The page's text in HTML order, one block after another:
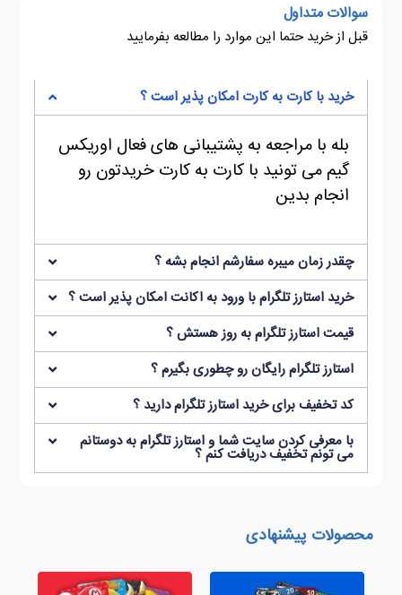
سوالات متداول
قبل از خرید حتما این موارد را مطالعه بفرمایید
خرید با کارت به کارت امکان پذیر است ؟
بله با مراجعه به پشتیبانی های فعال اوریکس
گیم می تونید با کارت به کارت خریدتون رو
انجام بدین
چقدر زمان میبره سفارشم انجام بشه ؟
خرید استارز تلگرام با ورود به اکانت امکان پذیر است ؟
قیمت استارز تلگرام به روز هستش ؟
استارز تلگرام رایگان رو چطوری بگیرم ؟
کد تخفیف برای خرید استارز تلگرام دارید ؟
با معرفی کردن سایت شما و استارز تلگرام به دوستانم
می تونم تخفیف دریافت کنم ؟
محصولات پیشنهادی